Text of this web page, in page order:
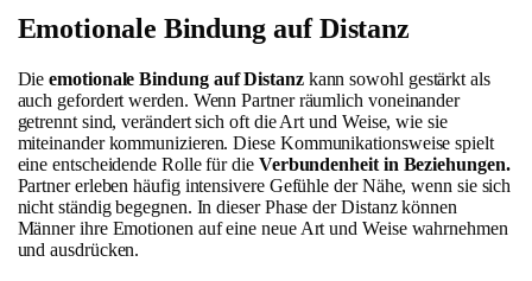
Emotionale Bindung auf Distanz
Dieemotionale Bindung auf Distanzkann sowohl gestärkt als
auch gefordert werden. Wenn Partner räumlich voneinander
getrennt sind, verändert sich oft die Art und Weise, wie sie
miteinander kommunizieren. Diese Kommunikationsweise spielt
eine entscheidende Rolle für die Verbundenheit in Beziehungen.
Partner erleben häufig intensivere Gefühle der Nähe, wenn sie sich
nicht ständig begegnen. In dieser Phase der Distanz können
Männer ihre Emotionen auf eine neue Art und Weise wahrnehmen
und ausdrücken.